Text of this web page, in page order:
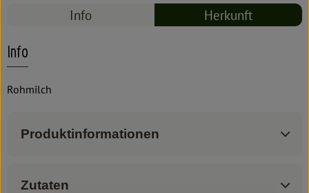
Info Herkunft
Info
Rohmilch
Produktinformationen
Zutaten